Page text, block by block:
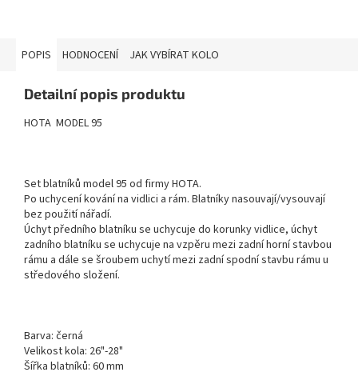
POPIS HODNOCENÍ JAK VYBÍRAT KOLO
Detailní popis produktu
HOTA MODEL 95
Set blatníků model 95 od firmy HOTA.
Po uchycení kování na vidlici a rám. Blatníky nasouvají/vysouvají
bez použití nářadí.
Úchyt předního blatníku se uchycuje do korunky vidlice, úchyt
zadního blatníku se uchycuje na vzpěru mezi zadní horní stavbou
rámu a dále se šroubem uchytí mezi zadní spodní stavbu rámu u
středového složení.
Barva: černá
Velikost kola: 26"-28"
Šířka blatníků: 60 mm